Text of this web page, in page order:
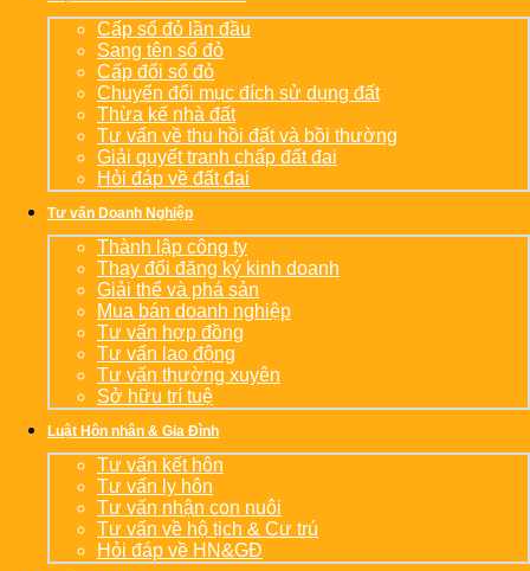
Cấp sổ đỏ lần đầu
Sang tên sổ đỏ
Cấp đổi sổ đỏ
Chuyển đổi mục đích sử dụng đất
Thừa kế nhà đất
Tư vấn về thu hồi đất và bồi thường
Giải quyết tranh chấp đất đai
Hỏi đáp về đất đai
Tư vấn Doanh Nghiệp
Thành lập công ty
Thay đổi đăng ký kinh doanh
Giải thể và phá sản
Mua bán doanh nghiệp
Tư vấn hợp đồng
Tư vấn lao động
Tư vấn thường xuyên
Sở hữu trí tuệ
Luật Hôn nhân & Gia Đình
Tư vấn kết hôn
Tư vấn ly hôn
Tư vấn nhận con nuôi
Tư vấn về hộ tịch & Cư trú
Hỏi đáp về HN&GĐ